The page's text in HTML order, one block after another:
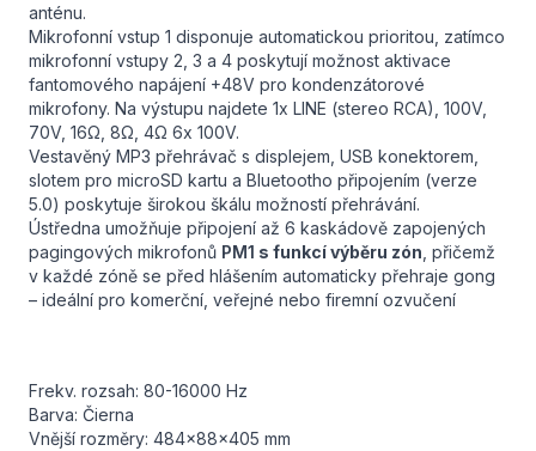
anténu.
Mikrofonní vstup 1 disponuje automatickou prioritou, zatímco
mikrofonní vstupy 2, 3 a 4 poskytují možnost aktivace
fantomového napájení +48V pro kondenzátorové
mikrofony. Na výstupu najdete 1x LINE (stereo RCA), 100V,
70V, 16Ω, 8Ω, 4Ω 6x 100V.
Vestavěný MP3 přehrávač s displejem, USB konektorem,
slotem pro microSD kartu a Bluetootho připojením (verze
5.0) poskytuje širokou škálu možností přehrávání.
Ústředna umožňuje připojení až 6 kaskádově zapojených
pagingových mikrofonů PM1 s funkcí výběru zón , přičemž
v každé zóně se před hlášením automaticky přehraje gong
– ideální pro komerční, veřejné nebo firemní ozvučení
Frekv. rozsah: 80-16000 Hz
Barva: Čierna
Vnější rozměry: 484x88x405 mm